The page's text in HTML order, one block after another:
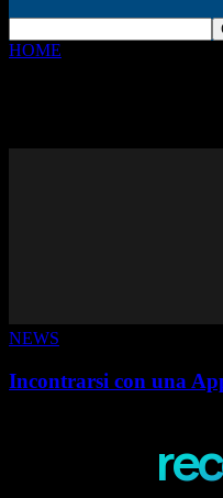
HOME
NEWS
Incontrarsi con una